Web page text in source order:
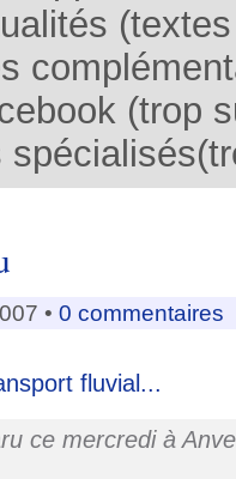
(trop
• 0 commentaires
fluvial...
ce mercredi à